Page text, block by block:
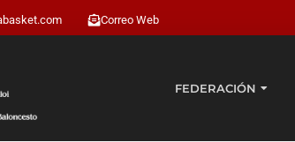
Correo Web
FEDERACIÓN